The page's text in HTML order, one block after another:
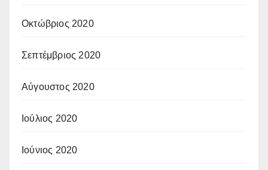
Οκτώβριος 2020
Σεπτέμβριος 2020
Αύγουστος 2020
Ιούλιος 2020
Ιούνιος 2020